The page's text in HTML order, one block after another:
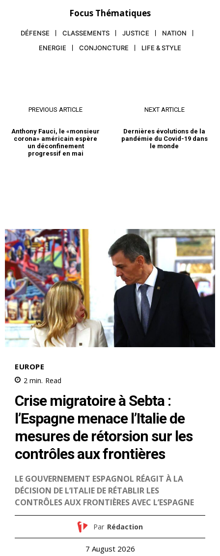
le1.ma
l'intelligence de
l'information
S'ABONNER MAINTENANT
Insight Publications
Focus Thématiques
DÉFENSE CLASSEMENTS JUSTICE
NATION
ENERGIE
CONJONCTURE LIFE & STYLE
PREVIOUS ARTICLE
Anthony Fauci, le «monsieur
corona» américain espère
un déconfinement
progressif en mai
NEXT ARTICLE
Dernières évolutions de la
pandémie du Covid-19 dans
le monde